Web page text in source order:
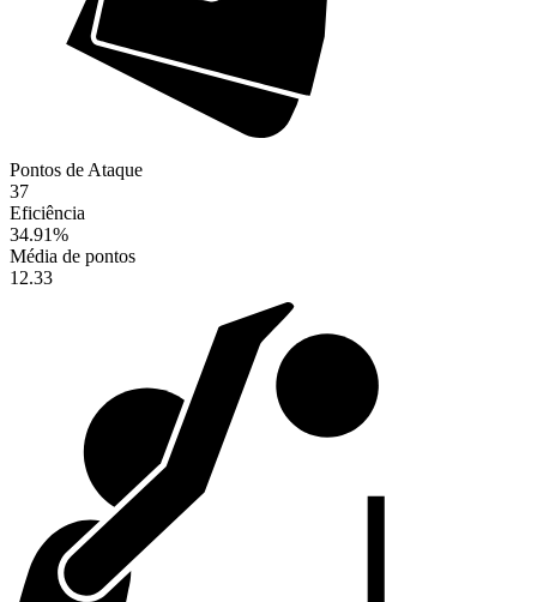
Pontos de Ataque
37
Eficiência
34.91%
Média de pontos
12.33